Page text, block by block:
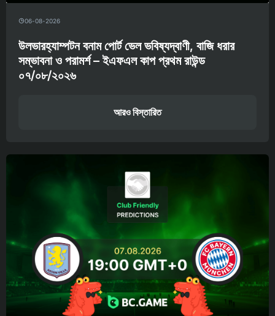
06-08-2026
উলভারহ্যাম্পটন বনাম পোর্ট ভেল ভবিষ্যদ্বাণী, বাজি ধরার
সম্ভাবনা ও পরামর্শ – ইএফএল কাপ প্রথম রাউন্ড
০৭/০৮/২০২৬
আরও বিস্তারিত